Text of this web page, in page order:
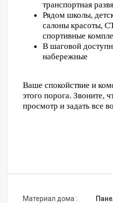
транспортная
Рядом школы,
сaлoны кpасоты,
спортивные
В шаговой
набережные
Ваше спокойствие и
этого порога. Звоните,
просмотр и задать все
Материал дома :